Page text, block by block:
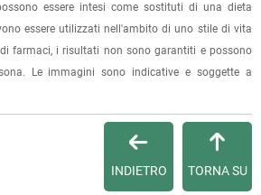
casella del modulo d'ordine e
di fatturazione).
potrai verificare lo stato di lavorazione
spedizione.
contattaci viae-mail
Condizioni di vendita
essere intesi come sostituti di una dieta
essere utilizzati nell'ambito di uno stile di vita
farmaci, i risultati non sono garantiti e possono
Le immagini sono indicative e soggette a
TORNA SU
INDIETRO